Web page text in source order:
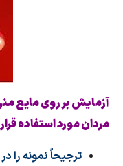
آزمایش بر روی مایع
مردان مورد استفاده
ترجیحاً نمونه را